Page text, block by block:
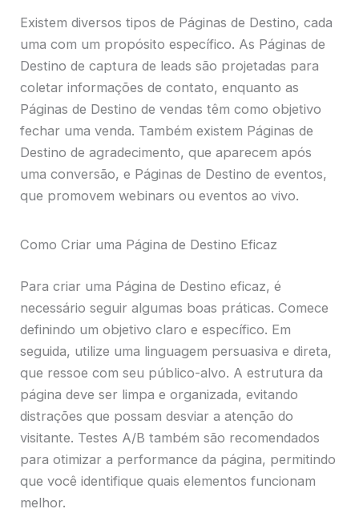
Existem diversos tipos de Páginas de Destino, cada
uma com um propósito específico. As Páginas de
Destino de captura de leads são projetadas para
coletar informações de contato, enquanto as
Páginas de Destino de vendas têm como objetivo
fechar uma venda. Também existem Páginas de
Destino de agradecimento, que aparecem após
uma conversão, e Páginas de Destino de eventos,
que promovem webinars ou eventos ao vivo.
Como Criar uma Página de Destino Eficaz
Para criar uma Página de Destino eficaz, é
necessário seguir algumas boas práticas. Comece
definindo um objetivo claro e específico. Em
seguida, utilize uma linguagem persuasiva e direta,
que ressoe com seu público-alvo. A estrutura da
página deve ser limpa e organizada, evitando
distrações que possam desviar a atenção do
visitante. Testes A/B também são recomendados
para otimizar a performance da página, permitindo
que você identifique quais elementos funcionam
melhor.